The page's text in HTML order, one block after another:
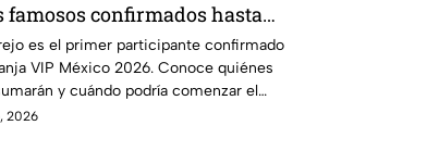
famosos confirmados hasta
es el primer participante confirmado
VIP México 2026. Conoce quiénes
y cuándo podría comenzar el
2026